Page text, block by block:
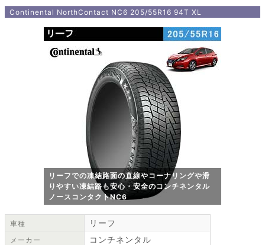
Continental NorthContact NC6 205/55R16 94T XL
リーフでの凍結路面の直線やコーナリングや滑
りやすい凍結路も安心・安全のコンチネンタル
ノースコンタクトNC6
車種 リーフ
メーカー コンチネンタル